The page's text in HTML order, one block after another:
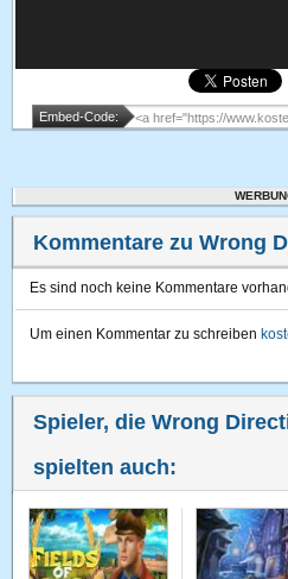
Embed-Code:
Kommentare zu Wrong
Es sind noch keine Kommentare
Um einen Kommentar zu schreiben
Spieler, die Wrong
spielten auch: